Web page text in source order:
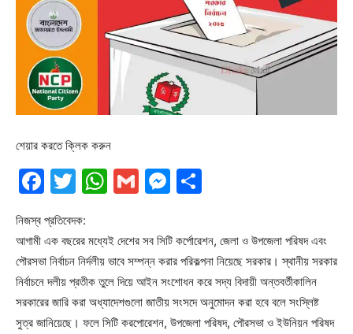
শেয়ার করতে ক্লিক করুন
Facebook
Twitter
WhatsApp
GmailMessenger
নিজস্ব প্রতিবেদক:
আগামী এক বছরের মধ্যেই দেশের সব সিটি কর্পোরেশন, জেলা ও উপজেলা পরিষদ এবং
পৌরসভা নির্বাচন নির্দলীয় ভাবে সম্পন্ন করার পরিকল্পনা নিয়েছে সরকার। স্থানীয় সরকার
নির্বাচনে দলীয় প্রতীক তুলে দিয়ে আইন সংশোধন করে সদ্য বিদায়ী অন্তবর্তীকালিন
সরকারের জারি করা অধ্যাদেশগুলো জাতীয় সংসদে অনুমোদন করা হবে বলে সংস্লিষ্ট
সুত্র জানিয়েছে। ফলে সিটি করপোরেশন, উপজেলা পরিষদ, পৌরসভা ও ইউনিয়ন পরিষদ